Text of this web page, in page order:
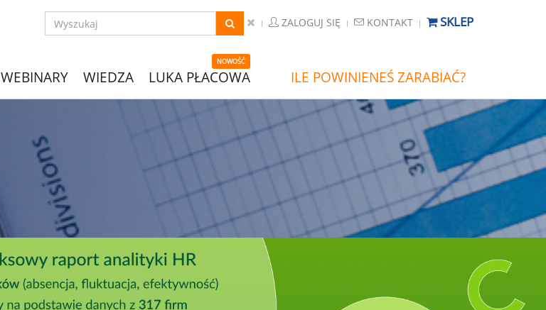
ZALOGUJ SIĘ KONTAKT SKLEP
WEBINARY WIEDZA
NOWOŚĆ
LUKA PŁACOWA ILE POWINIENEŚ ZARABIAĆ?